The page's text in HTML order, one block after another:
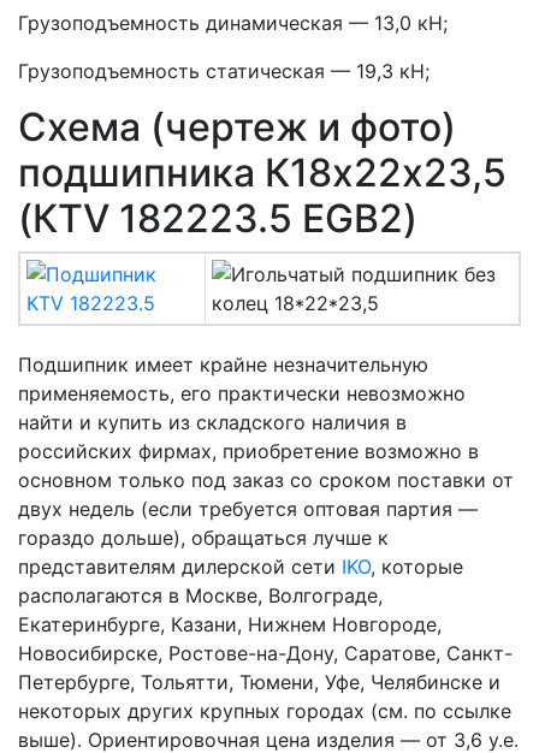
Грузоподъемность динамическая — 13,0 кН;
Грузоподъемность статическая — 19,3 кН;
Схема (чертеж и фото)
подшипника К18х22х23,5
(КTV 182223.5 EGB2)
Подшипник имеет крайне незначительную
применяемость, его практически невозможно
найти и купить из складского наличия в
российских фирмах, приобретение возможно в
основном только под заказ со сроком поставки от
двух недель (если требуется оптовая партия —
гораздо дольше), обращаться лучше к
представителям дилерской сети IKO, которые
располагаются в Москве, Волгограде,
Екатеринбурге, Казани, Нижнем Новгороде,
Новосибирске, Ростове-на-Дону, Саратове, Санкт-
Петербурге, Тольятти, Тюмени, Уфе, Челябинске и
некоторых других крупных городах (см. по ссылке
выше). Ориентировочная цена изделия — от 3,6 у.е.